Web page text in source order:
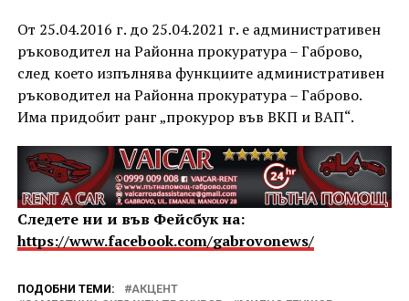
От 25.04.2016 г. до 25.04.2021 г. е административен
ръководител на Районна прокуратура – Габрово,
след което изпълнява функциите административен
ръководител на Районна прокуратура – Габрово.
Има придобит ранг „прокурор във ВКП и ВАП“.
Следете ни и във Фейсбук на:
https://www.facebook.com/gabrovonews/
ПОДОБНИ ТЕМИ:
АКЦЕНТ